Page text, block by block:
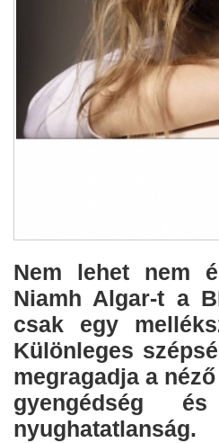
Nem lehet nem
Niamh Algar-t a
csak egy
Különleges
megragadja a
gyengédség
nyughatatlanság.